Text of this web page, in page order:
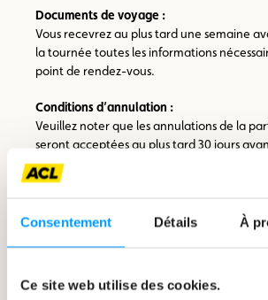
Consentement Détails À
Ce site web utilise des cookies.
Documents de voyage :
Vous recevrez au plus tard une semaine
la tournée toutes les informations
point de rendez-vous.
Conditions d’annulation :
Veuillez noter que les annulations de la
seront acceptées au plus tard 30 jours
l’excursion. Si le participant ne peut pas
participer à une autre date, le montant de
remboursement ne sera possible.
pluie, verglas ou neige), le montant sera